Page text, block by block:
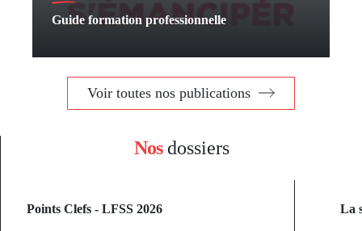
Guide formation professionnelle
Voir toutes nos publications
Nosdossiers
Points Clefs - LFSS 2026 La